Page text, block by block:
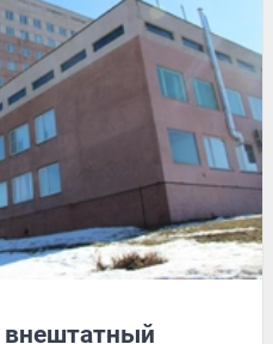
внештатный